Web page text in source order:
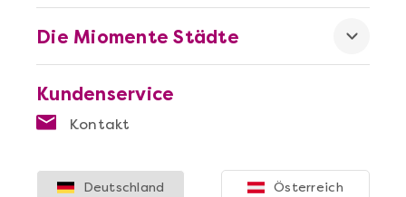
Sushi Selber Machen - DIY-Set
Kundenservice
Kontakt
Die Miomente Städte
Deutschland Österreich